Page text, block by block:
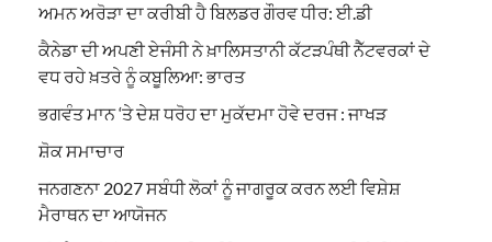
ਅਮਨ ਅਰੋੜਾ ਦਾ ਕਰੀਬੀ ਹੈ ਬਿਲਡਰ ਗੌਰਵ ਧੀਰ: ਈ.ਡੀ
ਕੈਨੇਡਾ ਦੀ ਅਪਣੀ ਏਜੰਸੀ ਨੇ ਖ਼ਾਲਿਸਤਾਨੀ ਕੱਟੜਪੰਥੀ ਨੈੱਟਵਰਕਾਂ ਦੇ
ਵਧ ਰਹੇ ਖ਼ਤਰੇ ਨੂੰ ਕਬੂਲਿਆ: ਭਾਰਤ
ਭਗਵੰਤ ਮਾਨ ‘ਤੇ ਦੇਸ਼ ਧਰੋਹ ਦਾ ਮੁਕੱਦਮਾ ਹੋਵੇ ਦਰਜ : ਜਾਖੜ
ਸ਼ੋਕ ਸਮਾਚਾਰ
ਜਨਗਣਨਾ 2027 ਸਬੰਧੀ ਲੋਕਾਂ ਨੂੰ ਜਾਗਰੂਕ ਕਰਨ ਲਈ ਵਿਸ਼ੇਸ਼
ਮੈਰਾਥਨ ਦਾ ਆਯੋਜਨ